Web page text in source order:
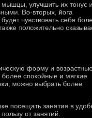
мышцы, улучшить их тонус и
Во-вторых, йога
чувствовать себя
положительно
форму и
спокойные и мягкие
можно выбрать более
посещать занятия в
от занятий.